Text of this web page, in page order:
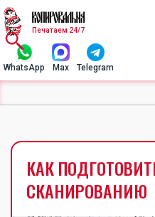
Печатаем 24/7
WhatsApp Max Telegram
КАК
СКАНИРОВАНИЮ